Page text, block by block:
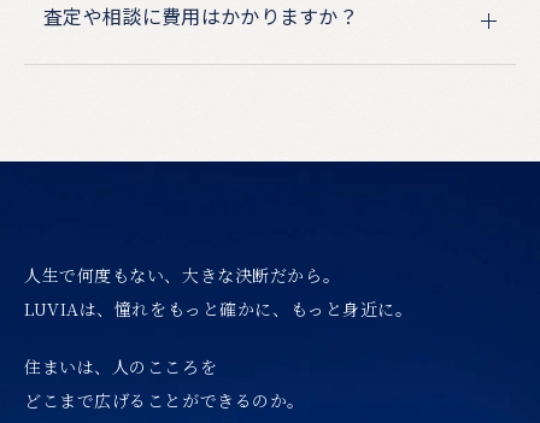
査定や相談に費用はかかりますか？
人生で何度もない、大きな決断だから。
LUVIAは、憧れをもっと確かに、もっと身近に。
住まいは、人のこころを
どこまで広げることができるのか。